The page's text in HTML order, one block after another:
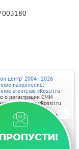
центр" 2004 - 2026
наполнение:
агентство vRossii.ru
о регистрации СМИ
агентства vRossii.ru
04 марта
Нарыков А. Н.
размещаются на